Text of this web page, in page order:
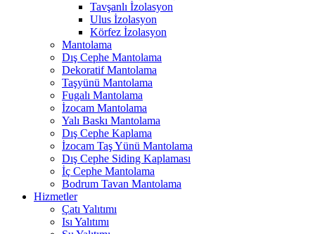
Tavşanlı İzolasyon
Ulus İzolasyon
Körfez İzolasyon
Mantolama
Dış Cephe Mantolama
Dekoratif Mantolama
Taşyünü Mantolama
Fugalı Mantolama
İzocam Mantolama
Yalı Baskı Mantolama
Dış Cephe Kaplama
İzocam Taş Yünü Mantolama
Dış Cephe Siding Kaplaması
İç Cephe Mantolama
Bodrum Tavan Mantolama
Hizmetler
Çatı Yalıtımı
Isı Yalıtımı